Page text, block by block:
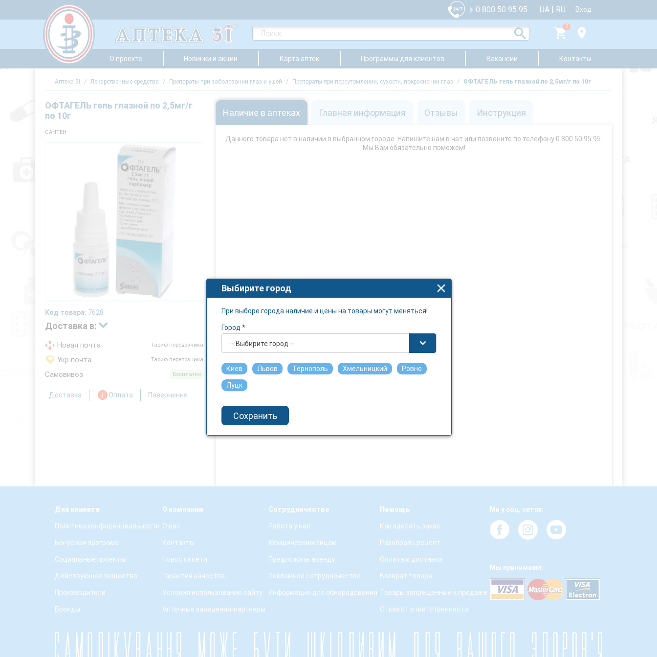
0 800 50 95 95 UA | RU Вход
0
О проекте Новинки и акции Карта аптек Программы для клиентов Вакансии Контакты
Аптека 3i / Лекарственные средства / Препараты при заболевании глаз и ушей / Препараты при переутомлении, сухости, покраснении глаз / ОФТАГЕЛЬ гель глазной по 2,5мг/г по 10г
ОФТАГЕЛЬ гель глазной по 2,5мг/г
по 10г
САНТЕН
Код товара: 7628
Доставка в:
Новая почта Тариф перевозчика
Укр почта Тариф перевозчика
Самовивоз Бесплатно
Доставка Оплата Повернення
Наличие в аптеках Главная информация Отзывы Инструкция
Данного товара нет в наличии в выбранном городе. Напишите нам в чат или позвоните по телефону 0 800 50 95 95.
Мы Вам обязательно поможем!
Для клиента
Политика конфиденциальности
Бонусная програма
Социальные проекты
Действующее вещество
Производители
Бренды
О компании
О нас
Контакты
Новости сети
Гарантия качества
Условия использования сайту
Аптечные заведения-партнеры
Сотрудничество
Работа у нас
Юридическим лицам
Предложить аренду
Рекламное сотруднечество
Информация для обнародования
Помощь
Как зделать заказ
Разобрать рецепт
Оплата и доставка
Возврат товара
Товары запрещенные к продаже
Отказ от ответственности
Ми у соц. сетях:
Мы принимаем:
Выбирите город
При выборе города наличие и цены на товары могут меняться!
Город *
-- Выбирите город --
Киев Львов Тернополь Хмельницкий Ровно
Луцк
Сохранить